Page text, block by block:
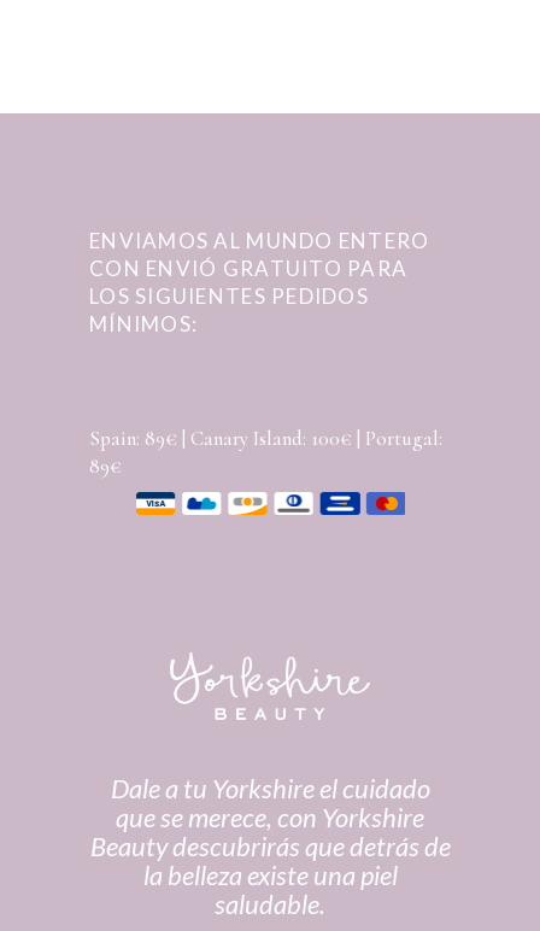
ENVIAMOS AL MUNDO ENTERO
CON ENVIÓ GRATUITO PARA
LOS SIGUIENTES PEDIDOS
MÍNIMOS:
Spain: 89€ | Canary Island: 100€ | Portugal:
89€
Dale a tu Yorkshire el cuidado
que se merece, con Yorkshire
Beauty descubrirás que detrás de
la belleza existe una piel
saludable.